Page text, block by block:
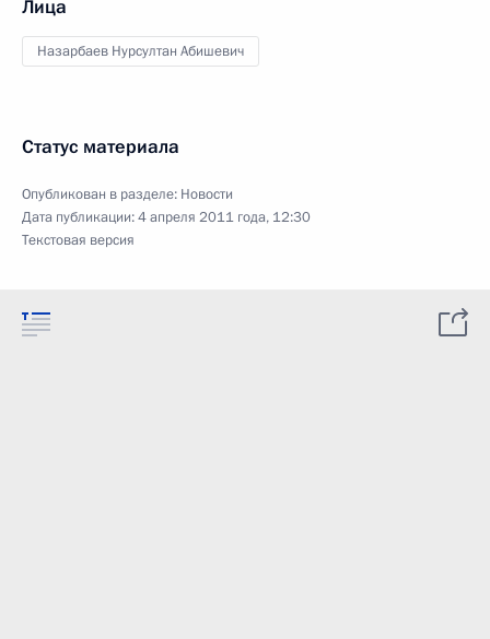
Лица
Назарбаев Нурсултан Абишевич
Статус материала
Опубликован в разделе: Новости
Дата публикации:4 апреля 2011 года, 12:30
Текстовая версия